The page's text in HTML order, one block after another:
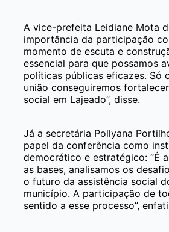
A vice-prefeita Leidiane Mota
importância da participação
momento de escuta e
essencial para que possamos
políticas públicas eficazes. Só
união conseguiremos
social em Lajeado”, disse.
Já a secretária Pollyana
papel da conferência como
democrático e estratégico: “É
as bases, analisamos os
o futuro da assistência social
município. A participação de
sentido a esse processo”,